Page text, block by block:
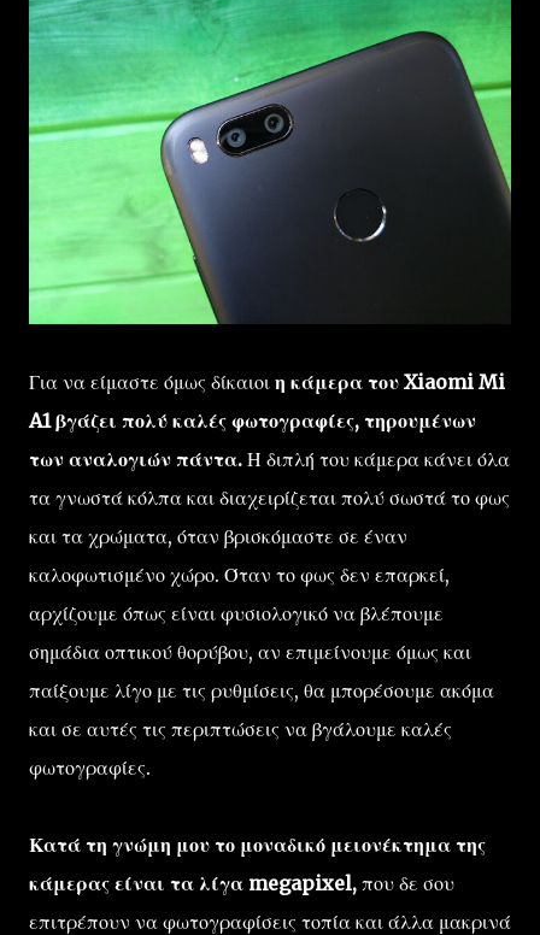
Για να είμαστε όμως δίκαιοι η κάμερα του Xiaomi Mi
A1 βγάζει πολύ καλές φωτογραφίες, τηρουμένων
των αναλογιών πάντα. Η διπλή του κάμερα κάνει όλα
τα γνωστά κόλπα και διαχειρίζεται πολύ σωστά το φως
και τα χρώματα, όταν βρισκόμαστε σε έναν
καλοφωτισμένο χώρο. Όταν το φως δεν επαρκεί,
αρχίζουμε όπως είναι φυσιολογικό να βλέπουμε
σημάδια οπτικού θορύβου, αν επιμείνουμε όμως και
παίξουμε λίγο με τις ρυθμίσεις, θα μπορέσουμε ακόμα
και σε αυτές τις περιπτώσεις να βγάλουμε καλές
φωτογραφίες.
Κατά τη γνώμη μου το μοναδικό μειονέκτημα της
κάμερας είναι τα λίγα megapixel, που δε σου
επιτρέπουν να φωτογραφίσεις τοπία και άλλα μακρινά